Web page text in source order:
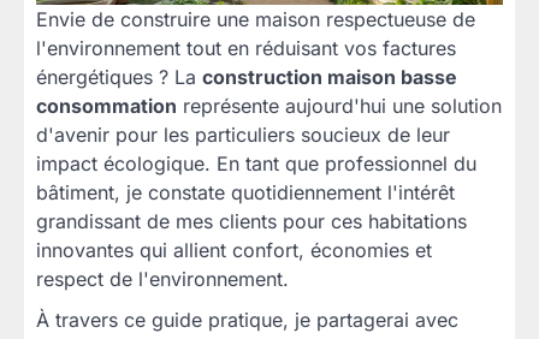
Envie de construire une maison respectueuse de
l'environnement tout en réduisant vos factures
énergétiques ? La construction maison basse
consommation représente aujourd'hui une solution
d'avenir pour les particuliers soucieux de leur
impact écologique. En tant que professionnel du
bâtiment, je constate quotidiennement l'intérêt
grandissant de mes clients pour ces habitations
innovantes qui allient confort, économies et
respect de l'environnement.
À travers ce guide pratique, je partagerai avec